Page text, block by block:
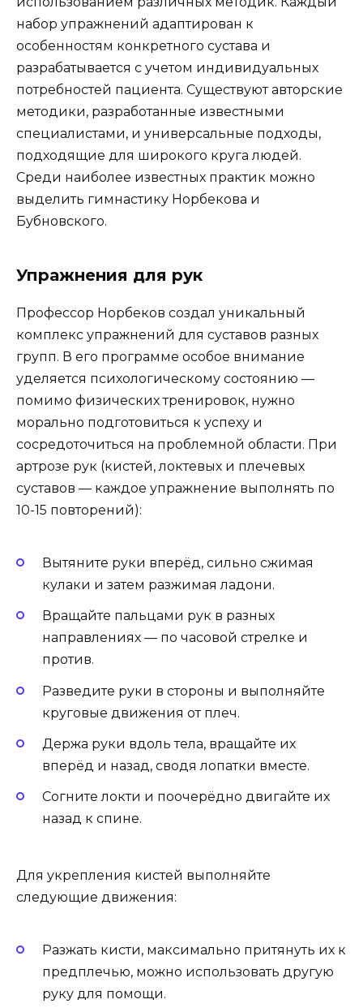
набор упражнений адаптирован к
особенностям конкретного сустава и
разрабатывается с учетом индивидуальных
потребностей пациента. Существуют авторские
методики, разработанные известными
специалистами, и универсальные подходы,
подходящие для широкого круга людей.
Среди наиболее известных практик можно
выделить гимнастику Норбекова и
Бубновского.
Упражнения для рук
Профессор Норбеков создал уникальный
комплекс упражнений для суставов разных
групп. В его программе особое внимание
уделяется психологическому состоянию —
помимо физических тренировок, нужно
морально подготовиться к успеху и
сосредоточиться на проблемной области. При
артрозе рук (кистей, локтевых и плечевых
суставов — каждое упражнение выполнять по
10-15 повторений):
Вытяните руки вперёд, сильно сжимая
кулаки и затем разжимая ладони.
Вращайте пальцами рук в разных
направлениях — по часовой стрелке и
против.
Разведите руки в стороны и выполняйте
круговые движения от плеч.
Держа руки вдоль тела, вращайте их
вперёд и назад, сводя лопатки вместе.
Согните локти и поочерёдно двигайте их
назад к спине.
Для укрепления кистей выполняйте
следующие движения:
Разжать кисти, максимально притянуть их к
предплечью, можно использовать другую
руку для помощи.